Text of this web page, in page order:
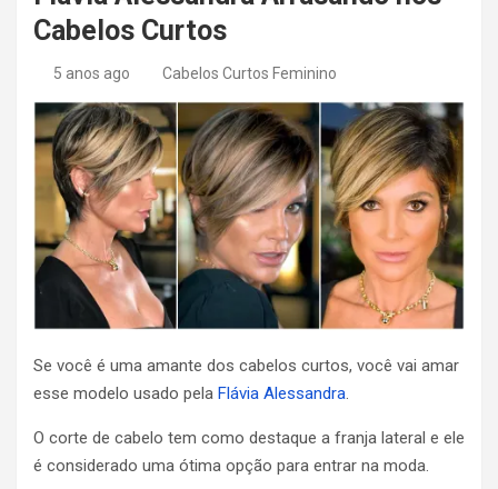
Cabelos Curtos
5 anos ago Cabelos Curtos Feminino
Se você é uma amante dos cabelos curtos, você vai amar
esse modelo usado pela Flávia Alessandra.
O corte de cabelo tem como destaque a franja lateral e ele
é considerado uma ótima opção para entrar na moda.